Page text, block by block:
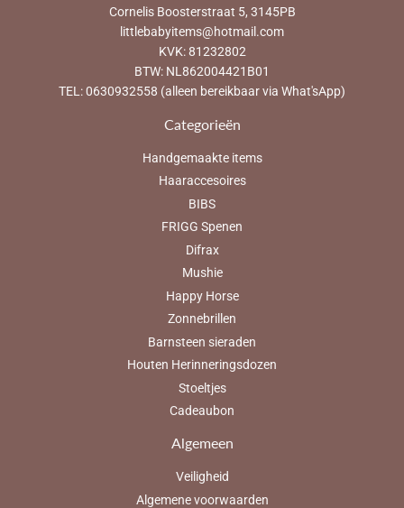
Cornelis Boosterstraat 5, 3145PB
littlebabyitems@hotmail.com
KVK: 81232802
BTW: NL862004421B01
TEL: 0630932558 (alleen bereikbaar via What'sApp)
Categorieën
Handgemaakte items
Haaraccesoires
BIBS
FRIGG Spenen
Difrax
Mushie
Happy Horse
Zonnebrillen
Barnsteen sieraden
Houten Herinneringsdozen
Stoeltjes
Cadeaubon
Algemeen
Veiligheid
Algemene voorwaarden